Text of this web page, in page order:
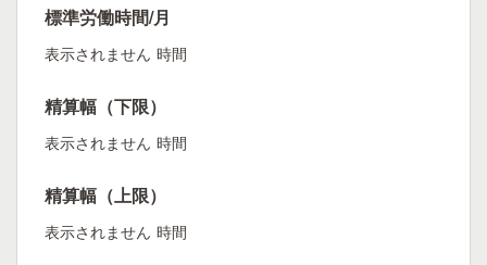
標準労働時間/月
表示されません 時間
精算幅（下限）
表示されません 時間
精算幅（上限）
表示されません 時間